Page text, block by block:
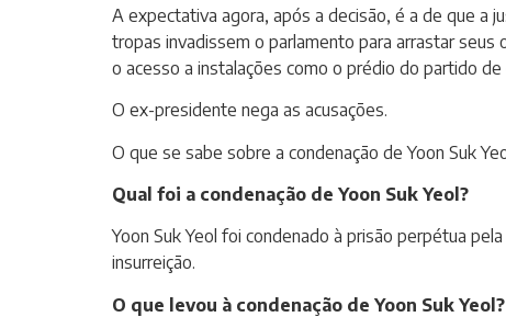
A expectativa agora, após a decisão, é a de que a
tropas invadissem o parlamento para arrastar
o acesso a instalações como o prédio do partido de
O ex-presidente nega as acusações.
O que se sabe sobre a condenação de Yoon Suk
Qual foi a condenação de Yoon Suk Yeol?
Yoon Suk Yeol foi condenado à prisão perpétua
insurreição.
O que levou à condenação de Yoon Suk Yeol?